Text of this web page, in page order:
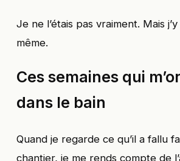
Je ne l’étais pas vraiment. Mais
même.
Ces semaines qui
dans le bain
Quand je regarde ce qu’il a fallu
chantier, je me rends compte de